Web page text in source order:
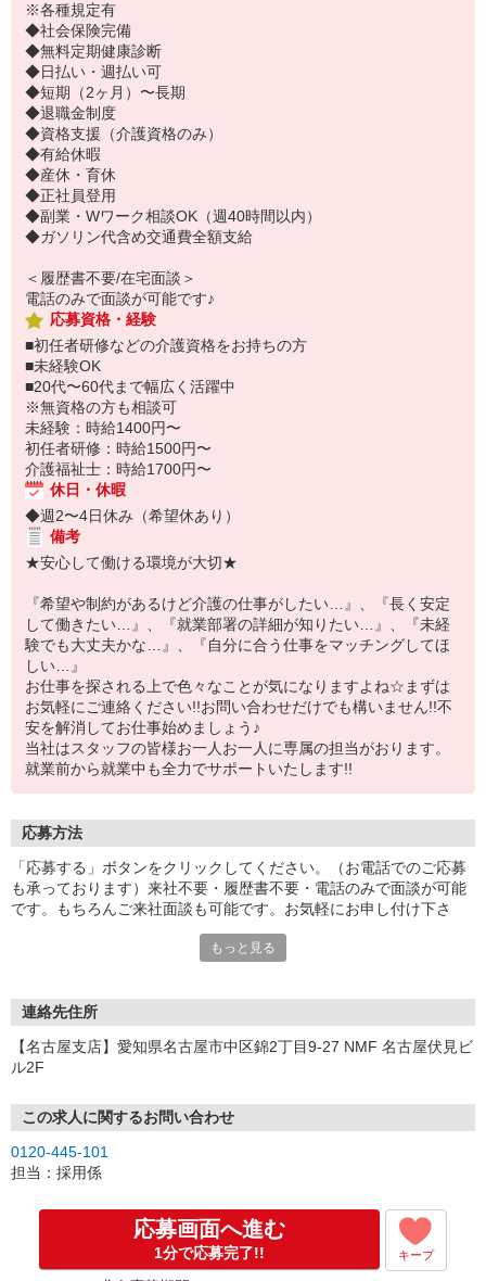
※各種規定有
◆社会保険完備
◆無料定期健康診断
◆日払い・週払い可
◆短期（2ヶ月）〜長期
◆退職金制度
◆資格支援（介護資格のみ）
◆有給休暇
◆産休・育休
◆正社員登用
◆副業・Wワーク相談OK（週40時間以内）
◆ガソリン代含め交通費全額支給
＜履歴書不要/在宅面談＞
電話のみで面談が可能です♪
応募資格・経験
■初任者研修などの介護資格をお持ちの方
■未経験OK
■20代〜60代まで幅広く活躍中
※無資格の方も相談可
未経験：時給1400円〜
初任者研修：時給1500円〜
介護福祉士：時給1700円〜
休日・休暇
◆週2〜4日休み（希望休あり）
備考
★安心して働ける環境が大切★
『希望や制約があるけど介護の仕事がしたい…』、『長く安定
して働きたい…』、『就業部署の詳細が知りたい…』、『未経
験でも大丈夫かな…』、『自分に合う仕事をマッチングしてほ
しい…』
お仕事を探される上で色々なことが気になりますよね☆まずは
お気軽にご連絡ください!!お問い合わせだけでも構いません!!不
安を解消してお仕事始めましょう♪
当社はスタッフの皆様お一人お一人に専属の担当がおります。
就業前から就業中も全力でサポートいたします!!
応募方法
「応募する」ボタンをクリックしてください。（お電話でのご応募
も承っております）来社不要・履歴書不要・電話のみで面談が可能
です。もちろんご来社面談も可能です。お気軽にお申し付け下さ
もっと見る
連絡先住所
【名古屋支店】愛知県名古屋市中区錦2丁目9-27 NMF 名古屋伏見ビ
ル2F
この求人に関するお問い合わせ
0120-445-101
担当：採用係
応募画面へ進む
1分で応募完了!! キープ